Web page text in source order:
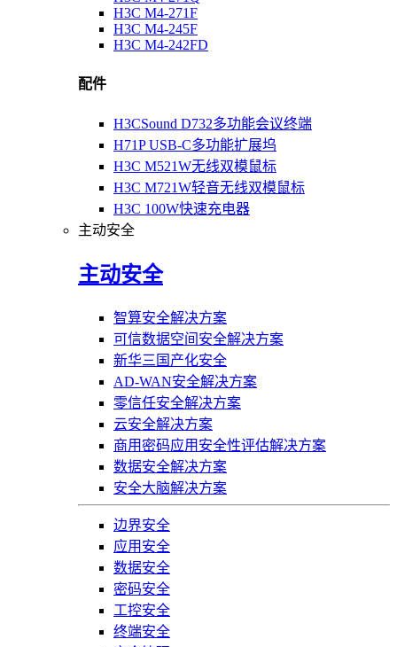
H3C M4-271F
H3C M4-245F
H3C M4-242FD
配件
H3CSound D732多功能会议终端
H71P USB-C多功能扩展坞
H3C M521W无线双模鼠标
H3C M721W轻音无线双模鼠标
H3C 100W快速充电器
主动安全
主动安全
智算安全解决方案
可信数据空间安全解决方案
新华三国产化安全
AD-WAN安全解决方案
零信任安全解决方案
云安全解决方案
商用密码应用安全性评估解决方案
数据安全解决方案
安全大脑解决方案
边界安全
应用安全
数据安全
密码安全
工控安全
终端安全